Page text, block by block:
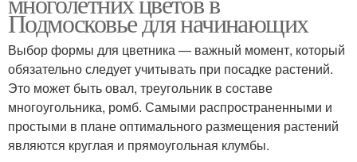
Подмосковье для начинающих
Выбор формы для цветника — важный момент, который
обязательно следует учитывать при посадке растений.
Это может быть овал, треугольник в составе
многоугольника, ромб. Самыми распространенными и
простыми в плане оптимального размещения растений
являются круглая и прямоугольная клумбы.